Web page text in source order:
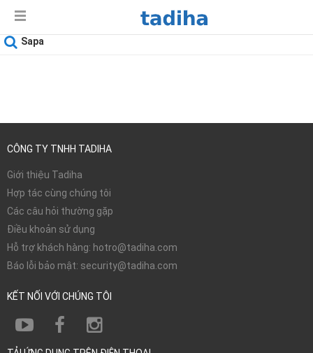
Sapa
CÔNG TY TNHH TADIHA
Giới thiệu Tadiha
Hợp tác cùng chúng tôi
Các câu hỏi thường gặp
Điều khoản sử dụng
Hỗ trợ khách hàng: hotro@tadiha.com
Báo lỗi bảo mật: security@tadiha.com
KẾT NỐI VỚI CHÚNG TÔI